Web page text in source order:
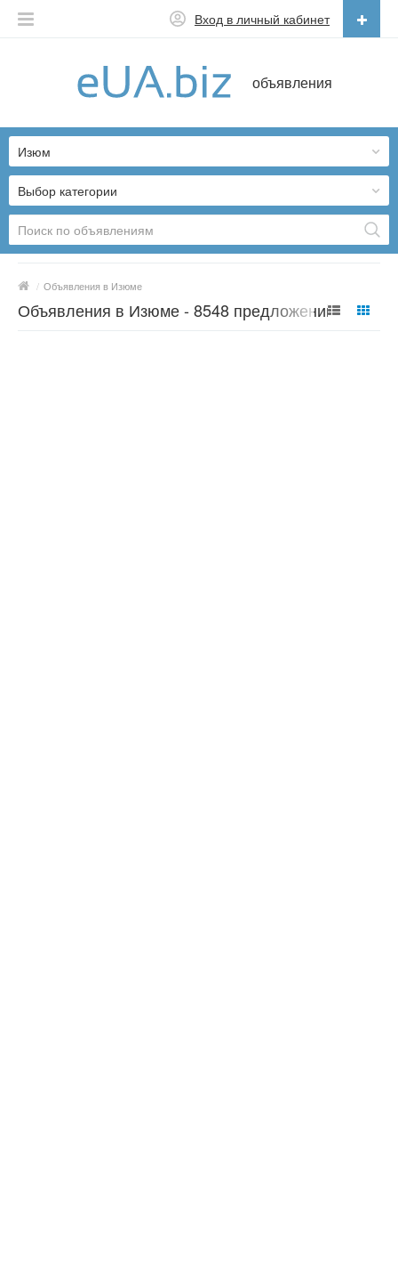
объявления
Вход в личный кабинет
Українська
Выбор категории
Изюм
/ Объявления в Изюме
Объявления в Изюме - 8548 предложений